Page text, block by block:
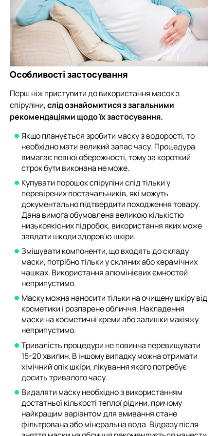
Особливості застосування
Перш ніж приступити до використання масок з
спіруліни,слід ознайомитися з загальними
рекомендаціями щодо їх застосування.
Якщо планується зробити маску з водорості, то
необхідно мати великий запас часу. Процедура
вимагає певної обережності, тому за короткий
строк бути виконана не може.
Купувати порошок спіруліни слід тільки у
перевірених постачальників, які можуть
документально підтвердити походження товару.
Дана вимога обумовлена великою кількістю
низькоякісних підробок, використання яких може
завдати шкоди здоров'ю шкіри.
Змішувати компоненти, що входять до складу
маски, потрібно тільки у скляних або керамічних
чашках. Використання алюмінієвих ємностей
неприпустимо.
Маску можна наносити тільки на очищену шкіру від
косметики і розпарене обличчя. Накладення
маски на косметичні креми або залишки макіяжу
неприпустимо.
Тривалість процедури не повинна перевищувати
15-20 хвилин. В іншому випадку можна отримати
хімічний опік шкіри, лікування якого потребує
досить тривалого часу.
Видаляти маску необхідно з використанням
достатньої кількості теплої рідини, причому
найкращим варіантом для вмивання стане
фільтрована або мінеральна вода. Відразу після